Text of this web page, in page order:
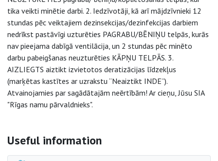
tika veikti minētie darbi. 2. Iedzīvotāji, kā arī mājdzīvnieki 12
stundas pēc veiktajiem dezinsekcijas/dezinfekcijas darbiem
nedrīkst pastāvīgi uzturēties PAGRABU/BĒNIŅU telpās, kurās
nav pieejama dabīgā ventilācija, un 2 stundas pēc minēto
darbu pabeigšanas neuzturēties KĀPŅU TELPĀS. 3.
AIZLIEGTS aiztikt izvietotos deratizācijas līdzekļus
(marķētas kastītes ar uzrakstu “Neaiztikt INDE”).
Atvainojamies par sagādātajām neērtībām! Ar cieņu, Jūsu SIA
"Rīgas namu pārvaldnieks".
Side navigation
Useful information